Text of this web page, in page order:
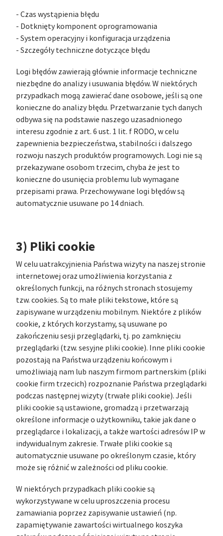
- Czas wystąpienia błędu
- Dotknięty komponent oprogramowania
- System operacyjny i konfiguracja urządzenia
- Szczegóły techniczne dotyczące błędu
Logi błędów zawierają głównie informacje techniczne
niezbędne do analizy i usuwania błędów. W niektórych
przypadkach mogą zawierać dane osobowe, jeśli są one
konieczne do analizy błędu. Przetwarzanie tych danych
odbywa się na podstawie naszego uzasadnionego
interesu zgodnie z art. 6 ust. 1 lit. f RODO, w celu
zapewnienia bezpieczeństwa, stabilności i dalszego
rozwoju naszych produktów programowych. Logi nie są
przekazywane osobom trzecim, chyba że jest to
konieczne do usunięcia problemu lub wymagane
przepisami prawa. Przechowywane logi błędów są
automatycznie usuwane po 14 dniach.
3) Pliki cookie
W celu uatrakcyjnienia Państwa wizyty na naszej stronie
internetowej oraz umożliwienia korzystania z
określonych funkcji, na różnych stronach stosujemy
tzw. cookies. Są to małe pliki tekstowe, które są
zapisywane w urządzeniu mobilnym. Niektóre z plików
cookie, z których korzystamy, są usuwane po
zakończeniu sesji przeglądarki, tj. po zamknięciu
przeglądarki (tzw. sesyjne pliki cookie). Inne pliki cookie
pozostają na Państwa urządzeniu końcowym i
umożliwiają nam lub naszym firmom partnerskim (pliki
cookie firm trzecich) rozpoznanie Państwa przeglądarki
podczas następnej wizyty (trwałe pliki cookie). Jeśli
pliki cookie są ustawione, gromadzą i przetwarzają
określone informacje o użytkowniku, takie jak dane o
przeglądarce i lokalizacji, a także wartości adresów IP w
indywidualnym zakresie. Trwałe pliki cookie są
automatycznie usuwane po określonym czasie, który
może się różnić w zależności od pliku cookie.
W niektórych przypadkach pliki cookie są
wykorzystywane w celu uproszczenia procesu
zamawiania poprzez zapisywanie ustawień (np.
zapamiętywanie zawartości wirtualnego koszyka